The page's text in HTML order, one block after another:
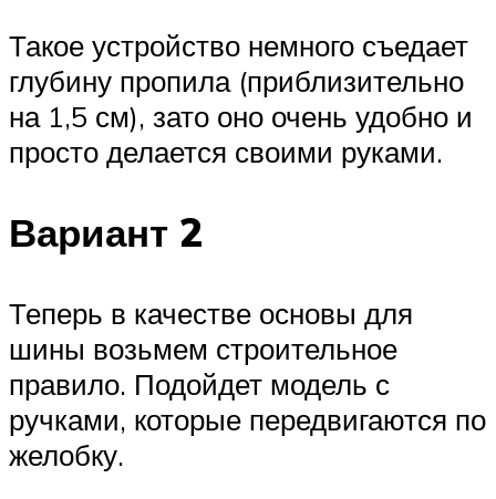
Такое устройство немного съедает
глубину пропила (приблизительно
на 1,5 см), зато оно очень удобно и
просто делается своими руками.
Вариант 2
Теперь в качестве основы для
шины возьмем строительное
правило. Подойдет модель с
ручками, которые передвигаются по
желобку.